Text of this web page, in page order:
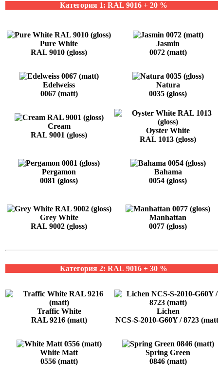
Категория 1: RAL 9016 + 20 %
Pure White
RAL 9010 (gloss)
Jasmin
0072 (matt)
Edelweiss
0067 (matt)
Natura
0035 (gloss)
Cream
RAL 9001 (gloss)
Oyster White
RAL 1013 (gloss)
Pergamon
0081 (gloss)
Bahama
0054 (gloss)
Grey White
RAL 9002 (gloss)
Manhattan
0077 (gloss)
Категория 2: RAL 9016 + 30 %
Traffic White
RAL 9216 (matt)
Lichen
NCS-S-2010-G60Y / 8723
White Matt
0556 (matt)
Spring Green
0846 (matt)